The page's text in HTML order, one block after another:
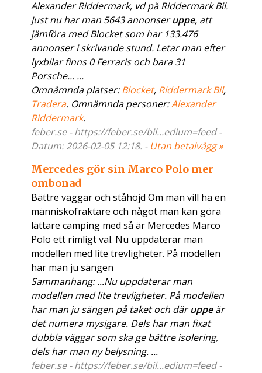
Alexander Riddermark, vd på Riddermark Bil.
Just nu har man 5643 annonseruppe, att
jämföra med Blocket som har 133.476
annonser i skrivande stund. Letar man efter
lyxbilar finns 0 Ferraris och bara 31
Porsche... ...
Omnämnda platser:Blocket, Riddermark Bil,
Tradera. Omnämnda personer:Alexander
Riddermark.
feber.se - https://feber.se/bil...edium=feed -
Datum: 2026-02-05 12:18. - Utan betalvägg »
Mercedes gör sin Marco Polo mer
ombonad
Bättre väggar och ståhöjd Om man vill ha en
människofraktare och något man kan göra
lättare camping med så är Mercedes Marco
Polo ett rimligt val. Nu uppdaterar man
modellen med lite trevligheter. På modellen
har man ju sängen
Sammanhang: ...Nu uppdaterar man
modellen med lite trevligheter. På modellen
har man ju sängen på taket och däruppeär
det numera mysigare. Dels har man fixat
dubbla väggar som ska ge bättre isolering,
dels har man ny belysning. ...
feber.se - https://feber.se/bil...edium=feed -